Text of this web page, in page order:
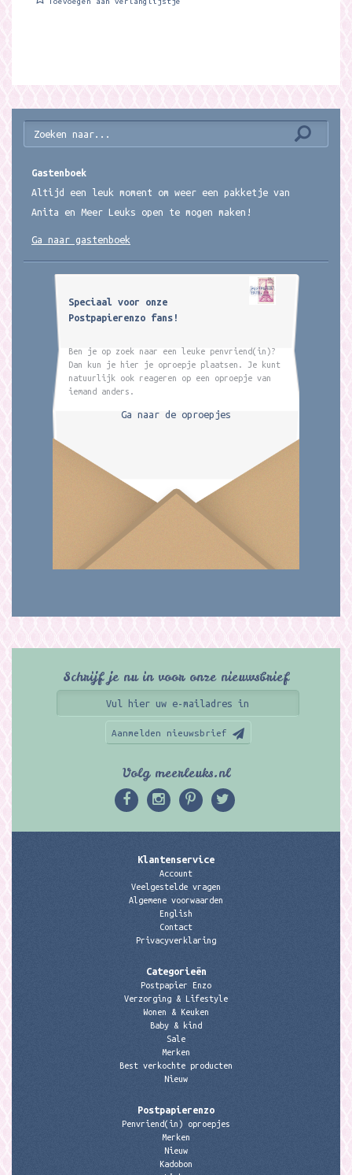
Gastenboek
Altijd een leuk moment om weer een pakketje van
Anita en Meer Leuks open te mogen maken!
Ga naar gastenboek
Speciaal voor onze
Postpapierenzo fans!
Ben je op zoek naar een leuke penvriend(in)?
Dan kun je hier je oproepje plaatsen. Je kunt
natuurlijk ook reageren op een oproepje van
iemand anders.
Ga naar de oproepjes
Schrijf je nu in voor onze nieuwsbrief
Aanmelden nieuwsbrief
Volg meerleuks.nl
Klantenservice
Account
Veelgestelde vragen
Algemene voorwaarden
English
Contact
Privacyverklaring
Categorieën
Postpapier Enzo
Verzorging & Lifestyle
Wonen & Keuken
Baby & kind
Sale
Merken
Best verkochte producten
Nieuw
Postpapierenzo
Penvriend(in) oproepjes
Merken
Nieuw
Kadobon